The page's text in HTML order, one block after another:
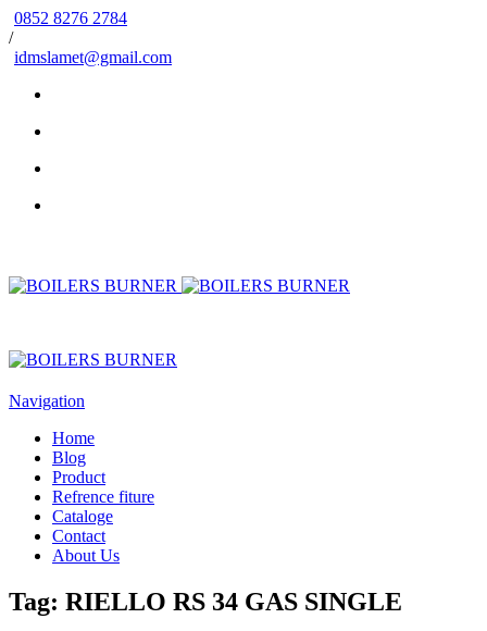
0852 8276 2784
/
idmslamet@gmail.com
Navigation
Home
Blog
Product
Refrence fiture
Cataloge
Contact
About Us
Tag: RIELLO RS 34 GAS SINGLE